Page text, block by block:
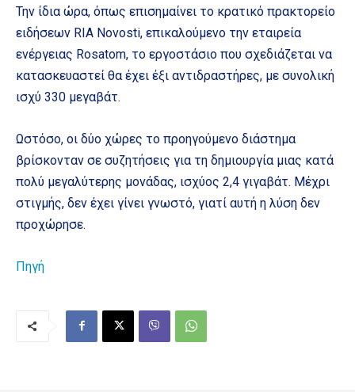
Την ίδια ώρα, όπως επισημαίνει το κρατικό πρακτορείο
ειδήσεων RIA Novosti, επικαλούμενο την εταιρεία
ενέργειας Rosatom, το εργοστάσιο που σχεδιάζεται να
κατασκευαστεί θα έχει έξι αντιδραστήρες, με συνολική
ισχύ 330 μεγαβάτ.
Ωστόσο, οι δύο χώρες το προηγούμενο διάστημα
βρίσκονταν σε συζητήσεις για τη δημιουργία μιας κατά
πολύ μεγαλύτερης μονάδας, ισχύος 2,4 γιγαβάτ. Μέχρι
στιγμής, δεν έχει γίνει γνωστό, γιατί αυτή η λύση δεν
προχώρησε.
Πηγή